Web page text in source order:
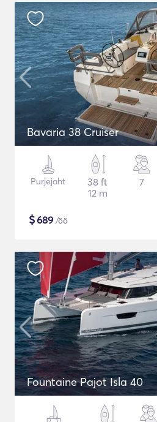
Bavaria 38 Cruiser
Purjejaht
38 ft
12 m
7
$689 /öö
Fountaine Pajot Isla 40